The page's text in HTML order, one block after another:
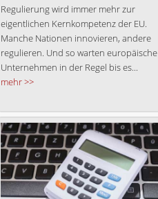
Regulierung wird immer mehr zur
eigentlichen Kernkompetenz der EU.
Manche Nationen innovieren, andere
regulieren. Und so warten europäische
Unternehmen in der Regel bis es...
mehr >>